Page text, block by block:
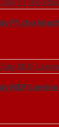
P1 cho
MDF